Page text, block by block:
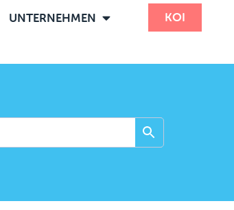
UNTERNEHMEN
KOI